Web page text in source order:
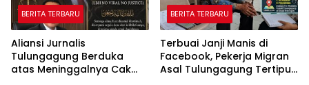
BERITA TERBARU
Aliansi Jurnalis
Tulungagung Berduka
atas Meninggalnya Cak
BERITA TERBARU
Terbuai Janji Manis di
Facebook, Pekerja Migran
Asal Tulungagung Tertipu